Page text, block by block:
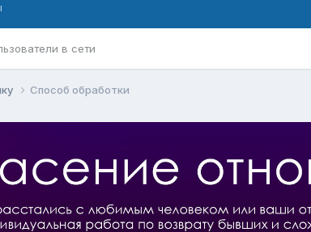
в сети
Способ обработки